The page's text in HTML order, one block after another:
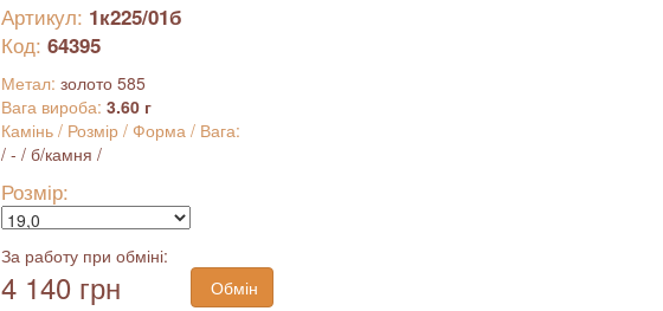
Артикул: 1к225/01б
Код: 64395
Метал: золото 585
Вага вироба: 3.60 г
Камінь / Розмір / Форма / Вага:
/ - / б/камня /
Розмір:
За работу при обміні:
4 140 грн
Обмін